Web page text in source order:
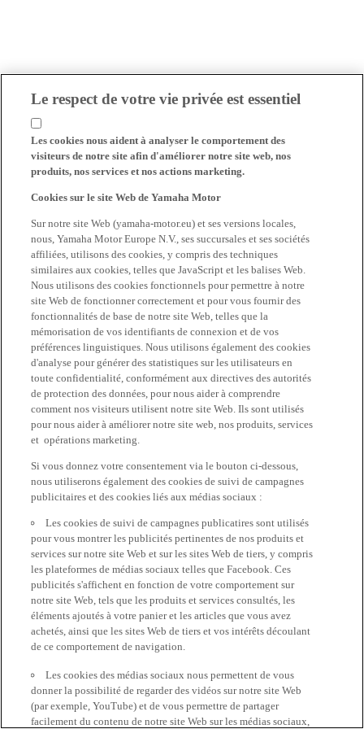
Le respect de votre vie privée est essentiel
Les cookies nous aident à analyser le comportement des
visiteurs de notre site afin d'améliorer notre site web, nos
produits, nos services et nos actions marketing.
Cookies sur le site Web de Yamaha Motor
Sur notre site Web (yamaha-motor.eu) et ses versions locales,
nous, Yamaha Motor Europe N.V., ses succursales et ses sociétés
affiliées, utilisons des cookies, y compris des techniques
similaires aux cookies, telles que JavaScript et les balises Web.
Nous utilisons des cookies fonctionnels pour permettre à notre
site Web de fonctionner correctement et pour vous fournir des
fonctionnalités de base de notre site Web, telles que la
mémorisation de vos identifiants de connexion et de vos
préférences linguistiques. Nous utilisons également des cookies
d'analyse pour générer des statistiques sur les utilisateurs en
toute confidentialité, conformément aux directives des autorités
de protection des données, pour nous aider à comprendre
comment nos visiteurs utilisent notre site Web. Ils sont utilisés
pour nous aider à améliorer notre site web, nos produits, services
et opérations marketing.
Si vous donnez votre consentement via le bouton ci-dessous,
nous utiliserons également des cookies de suivi de campagnes
publicitaires et des cookies liés aux médias sociaux :
Les cookies de suivi de campagnes publicatires sont utilisés
pour vous montrer les publicités pertinentes de nos produits et
services sur notre site Web et sur les sites Web de tiers, y compris
les plateformes de médias sociaux telles que Facebook. Ces
publicités s'affichent en fonction de votre comportement sur
notre site Web, tels que les produits et services consultés, les
éléments ajoutés à votre panier et les articles que vous avez
achetés, ainsi que les sites Web de tiers et vos intérêts découlant
de ce comportement de navigation.
Les cookies des médias sociaux nous permettent de vous
donner la possibilité de regarder des vidéos sur notre site Web
(par exemple, YouTube) et de vous permettre de partager
facilement du contenu de notre site Web sur les médias sociaux,